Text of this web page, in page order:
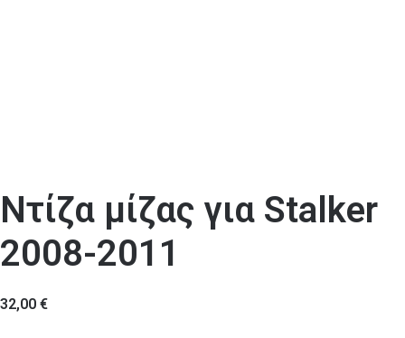
Ντίζα μίζας για Stalker
2008-2011
32,00 €